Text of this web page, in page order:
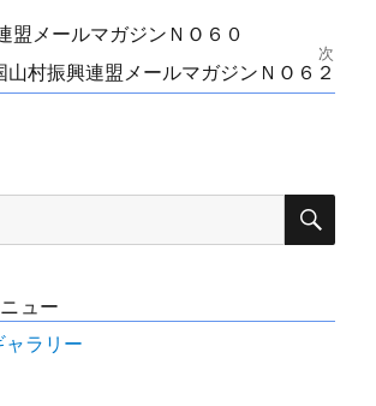
盟メールマガジンＮＯ６０
次
山村振興連盟メールマガジンＮＯ６２
検
ュー
ャラリー